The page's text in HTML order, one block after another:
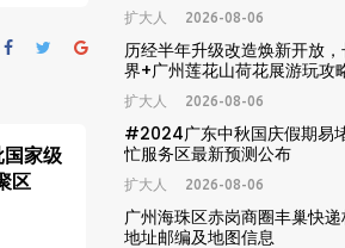
家级
区
扩大人 2026-08-06
历经半年升级改造焕新开放
界+广州莲花山荷花展游玩攻
扩大人 2026-08-06
#2024广东中秋国庆假期易
忙服务区最新预测公布
扩大人 2026-08-06
广州海珠区赤岗商圈丰巢快
地址邮编及地图信息